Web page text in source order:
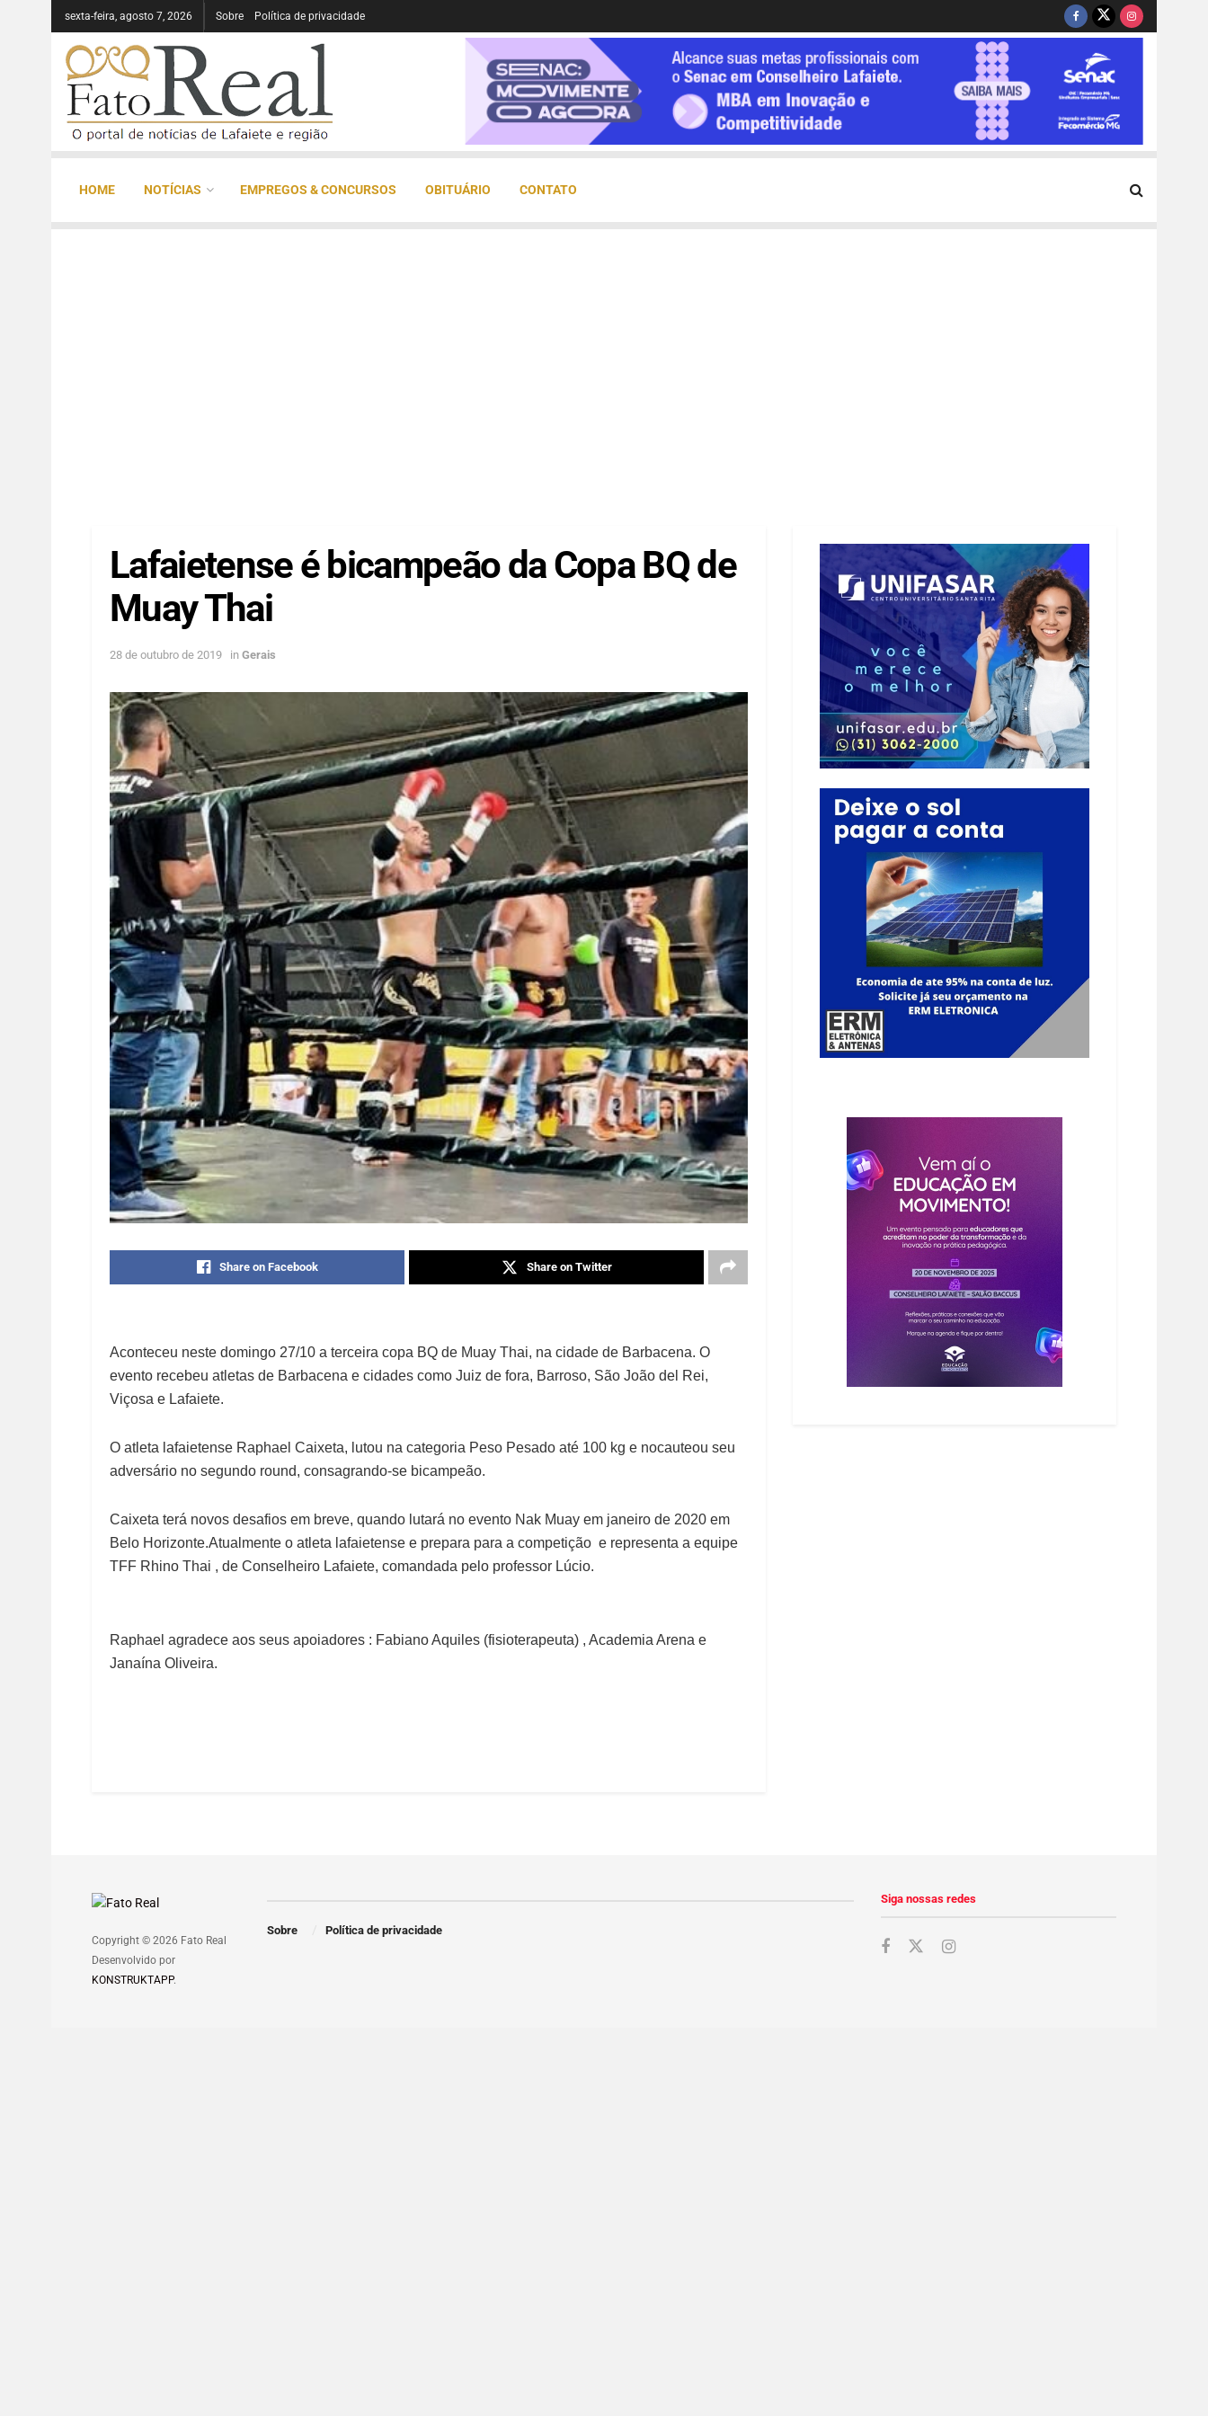
sexta-feira, agosto 7, 2026 Sobre Política de privacidade
HOME NOTÍCIAS EMPREGOS & CONCURSOS OBITUÁRIO CONTATO
Lafaietense é bicampeão da Copa BQ de
Muay Thai
28 de outubro de 2019 in Gerais
Share on Facebook Share on Twitter
Aconteceu neste domingo 27/10 a terceira copa BQ de Muay Thai, na cidade de Barbacena. O
evento recebeu atletas de Barbacena e cidades como Juiz de fora, Barroso, São João del Rei,
Viçosa e Lafaiete.
O atleta lafaietense Raphael Caixeta, lutou na categoria Peso Pesado até 100 kg e nocauteou seu
adversário no segundo round, consagrando-se bicampeão.
Caixeta terá novos desafios em breve, quando lutará no evento Nak Muay em janeiro de 2020 em
Belo Horizonte.Atualmente o atleta lafaietense e prepara para a competição e representa a equipe
TFF Rhino Thai , de Conselheiro Lafaiete, comandada pelo professor Lúcio.
Raphael agradece aos seus apoiadores : Fabiano Aquiles (fisioterapeuta) , Academia Arena e
Janaína Oliveira.
Copyright © 2026 Fato Real
Desenvolvido por
KONSTRUKTAPP.
Sobre Política de privacidade
Siga nossas redes